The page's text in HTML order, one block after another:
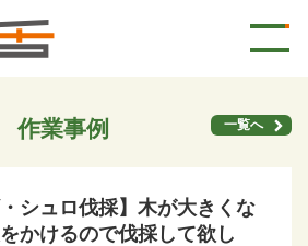
作業事例 一覧へ
・シュロ伐採】木が大きくな
かけるので伐採して欲し